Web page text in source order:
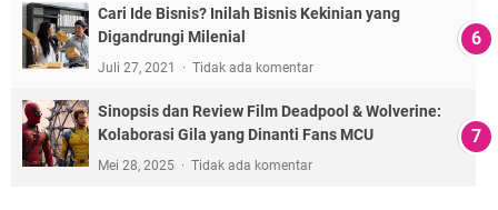
Cari Ide Bisnis? Inilah Bisnis Kekinian yang
Digandrungi Milenial
Juli 27, 2021 Tidak ada komentar
Sinopsis dan Review Film Deadpool & Wolverine:
Kolaborasi Gila yang Dinanti Fans MCU
Mei 28, 2025 Tidak ada komentar